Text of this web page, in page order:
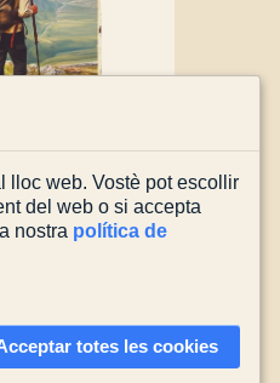
el08/08/2026
lloc web. Vostè pot escollir
del web o si accepta
nostra política de
totes les cookies